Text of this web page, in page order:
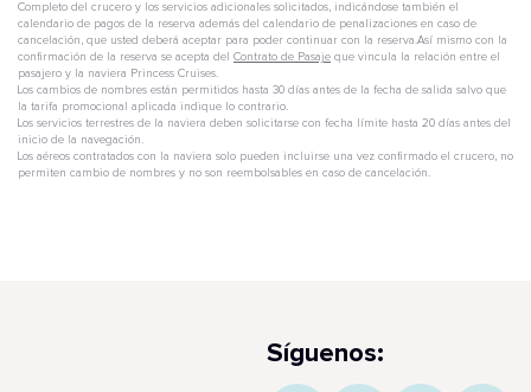
Completo del crucero y los servicios adicionales solicitados, indicándose también el
calendario de pagos de la reserva además del calendario de penalizaciones en caso de
cancelación, que usted deberá aceptar para poder continuar con la reserva.Así mismo con la
confirmación de la reserva se acepta del Contrato de Pasaje que vincula la relación entre el
pasajero y la naviera Princess Cruises.
Los cambios de nombres están permitidos hasta 30 días antes de la fecha de salida salvo que
la tarifa promocional aplicada indique lo contrario.
Los servicios terrestres de la naviera deben solicitarse con fecha límite hasta 20 días antes del
inicio de la navegación.
Los aéreos contratados con la naviera solo pueden incluirse una vez confirmado el crucero, no
permiten cambio de nombres y no son reembolsables en caso de cancelación.
Síguenos: